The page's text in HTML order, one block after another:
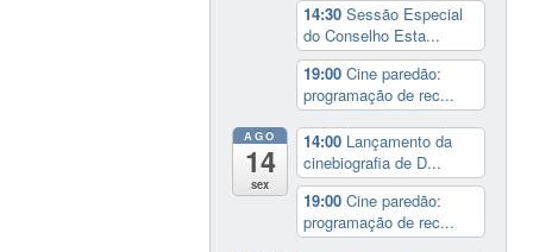
14:30Sessão Especial
do Conselho Esta...
19:00Cine paredão:
programação de rec...
AGO
14
sex
14:00 Lançamento da
cinebiografia de D...
19:00Cine paredão:
programação de rec...